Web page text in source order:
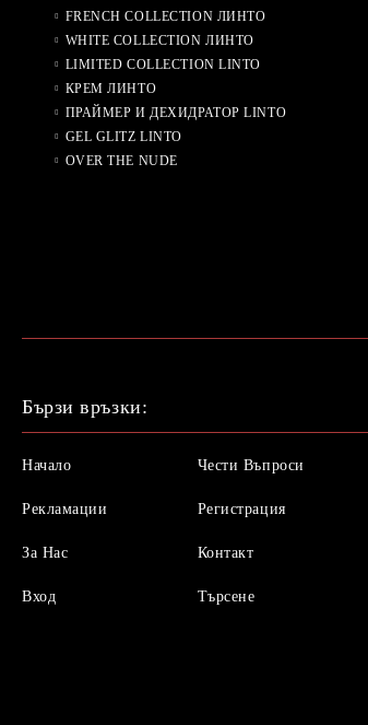
FRENCH COLLECTION ЛИНТО
WHITE COLLECTION ЛИНТО
LIMITED COLLECTION LINTO
КРЕМ ЛИНТО
ПРАЙМЕР И ДЕХИДРАТОР LINTO
GEL GLITZ LINTO
OVER THE NUDE
Бързи връзки:
Начало
Рекламации
За Нас
Вход
Чести Въпроси
Регистрация
Контакт
Търсене